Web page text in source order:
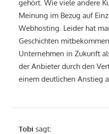
gehört. Wie viele andere
Meinung im Bezug auf
Webhosting. Leider hat
Geschichten
Unternehmen in Zukunft
der Anbieter durch den
einem deutlichen Anstieg
Tobi sagt: